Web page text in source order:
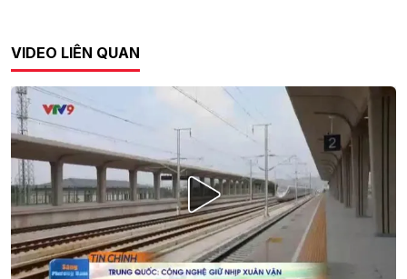
VIDEO LIÊN QUAN